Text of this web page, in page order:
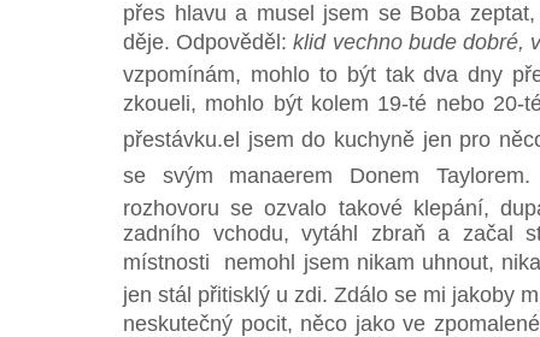
přes hlavu a musel jsem se Boba
děje. Odpověděl:klid vechno bude dobré,
vzpomínám, mohlo to být tak dva dny
zkoueli, mohlo být kolem 19-té nebo
přestávku.el jsem do kuchyně jen pro
se svým manaerem Donem
rozhovoru se ozvalo takové klepání,
zadního vchodu, vytáhl zbraň a začal
místnosti  nemohl jsem nikam uhnout,
jen stál přitisklý u zdi. Zdálo se mi jakoby
neskutečný pocit, něco jako ve